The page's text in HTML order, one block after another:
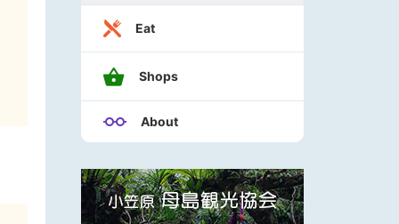
Eat
Shops
About